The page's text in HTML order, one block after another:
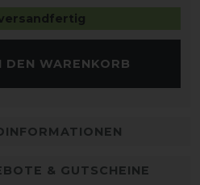
DEN WARENKORB
& GUTSCHEINE